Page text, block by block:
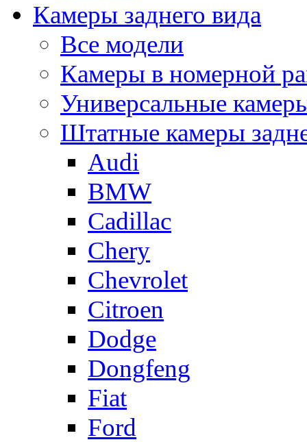
Камеры заднего вида
Все модели
Камеры в номерной
Универсальные
Штатные камеры
Audi
BMW
Cadillac
Chery
Chevrolet
Citroen
Dodge
Dongfeng
Fiat
Ford